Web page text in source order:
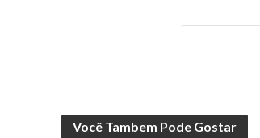
Você Tambem Pode Gostar